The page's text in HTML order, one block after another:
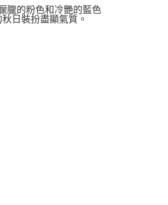
朧的粉色和冷艷的藍色
日裝扮盡顯氣質。